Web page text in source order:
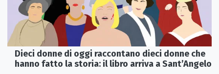
Dieci donne di oggi raccontano dieci donne che
hanno fatto la storia: il libro arriva a Sant’Angelo